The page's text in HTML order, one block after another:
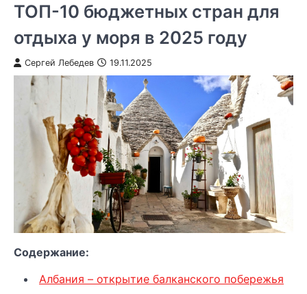
ТОП-10 бюджетных стран для
отдыха у моря в 2025 году
Сергей Лебедев 19.11.2025
Содержание:
Албания – открытие балканского побережья